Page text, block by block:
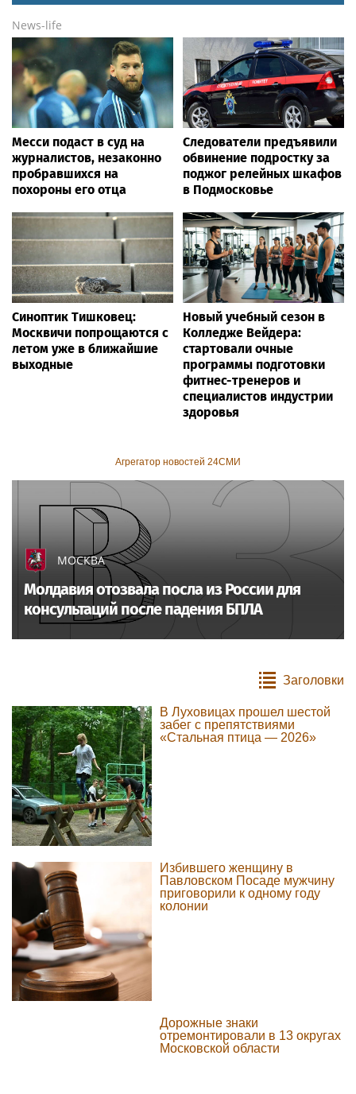
News-life
Месси подаст в суд на
журналистов, незаконно
пробравшихся на
похороны его отца
Следователи предъявили
обвинение подростку за
поджог релейных шкафов
в Подмосковье
Синоптик Тишковец:
Москвичи попрощаются с
летом уже в ближайшие
выходные
Новый учебный сезон в
Колледже Вейдера:
стартовали очные
программы подготовки
фитнес-тренеров и
специалистов индустрии
здоровья
Агрегатор новостей 24СМИ
МОСКВА
Молдавия отозвала посла из России для
консультаций после падения БПЛА
Заголовки
В Луховицах прошел шестой
забег с препятствиями
«Стальная птица — 2026»
Избившего женщину в
Павловском Посаде мужчину
приговорили к одному году
колонии
Дорожные знаки
отремонтировали в 13 округах
Московской области